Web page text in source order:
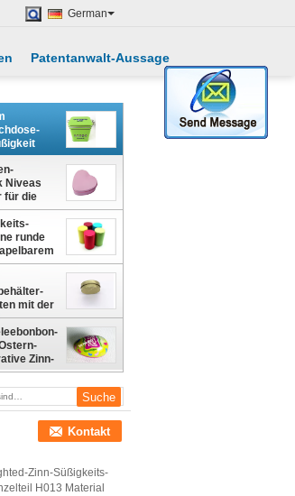
German
Patentanwalt-Aussage
Niveas
für die
runde
mit der
Zinn-
Kontakt
Zinn-Süßigkeits-
H013 Material